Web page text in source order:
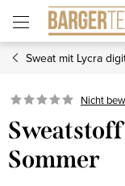
Inhalt
springen
Sweat mit Lycra
Nicht
Sommer